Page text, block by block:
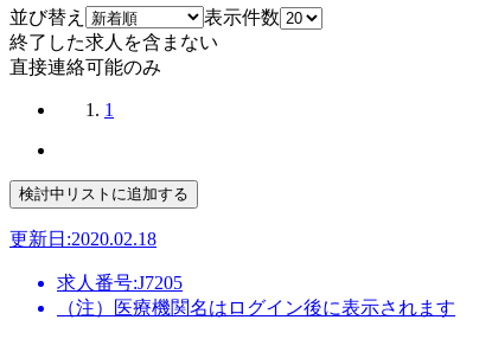
並び替え
表示件数
終了した求人を含まない
直接連絡可能のみ
1
更新日:2020.02.18
求人番号:J7205
（注）医療機関名はログイン後に表示されます